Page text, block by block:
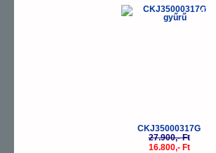
-40%
CKJ35000317G
27.900,- Ft
16.800,- Ft